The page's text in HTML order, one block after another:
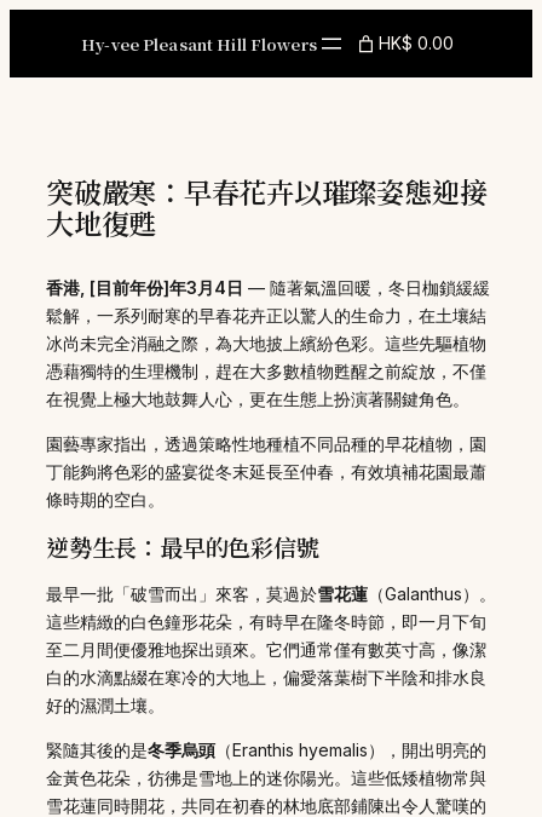
Hy-vee Pleasant Hill Flowers HK$ 0.00
突破嚴寒：早春花卉以璀璨姿態迎接
大地復甦
香港, [目前年份]年3月4日 — 隨著氣溫回暖，冬日枷鎖緩緩
鬆解，一系列耐寒的早春花卉正以驚人的生命力，在土壤結
冰尚未完全消融之際，為大地披上繽紛色彩。這些先驅植物
憑藉獨特的生理機制，趕在大多數植物甦醒之前綻放，不僅
在視覺上極大地鼓舞人心，更在生態上扮演著關鍵角色。
園藝專家指出，透過策略性地種植不同品種的早花植物，園
丁能夠將色彩的盛宴從冬末延長至仲春，有效填補花園最蕭
條時期的空白。
逆勢生長：最早的色彩信號
最早一批「破雪而出」來客，莫過於雪花蓮 （Galanthus）。
這些精緻的白色鐘形花朵，有時早在隆冬時節，即一月下旬
至二月間便優雅地探出頭來。它們通常僅有數英寸高，像潔
白的水滴點綴在寒冷的大地上，偏愛落葉樹下半陰和排水良
好的濕潤土壤。
緊隨其後的是冬季烏頭 （Eranthis hyemalis），開出明亮的
金黃色花朵，彷彿是雪地上的迷你陽光。這些低矮植物常與
雪花蓮同時開花，共同在初春的林地底部鋪陳出令人驚嘆的